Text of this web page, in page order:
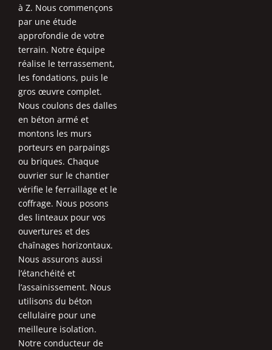
à Z. Nous commençons
par une étude
approfondie de votre
terrain. Notre équipe
réalise le terrassement,
les fondations, puis le
gros œuvre complet.
Nous coulons des dalles
en béton armé et
montons les murs
porteurs en parpaings
ou briques. Chaque
ouvrier sur le chantier
vérifie le ferraillage et le
coffrage. Nous posons
des linteaux pour vos
ouvertures et des
chaînages horizontaux.
Nous assurons aussi
l’étanchéité et
l’assainissement. Nous
utilisons du béton
cellulaire pour une
meilleure isolation.
Notre conducteur de